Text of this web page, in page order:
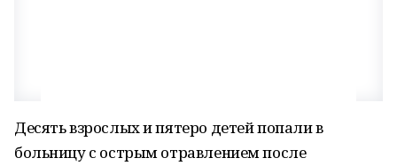
Десять взрослых и пятеро детей попали в
больницу с острым отравлением после